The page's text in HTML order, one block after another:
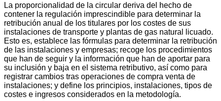
La proporcionalidad de la circular deriva del hecho de
contener la regulación imprescindible para determinar la
retribución anual de los titulares por los costes de sus
instalaciones de transporte y plantas de gas natural licuado.
Esto es, establece las fórmulas para determinar la retribución
de las instalaciones y empresas; recoge los procedimientos
que han de seguir y la información que han de aportar para
su inclusión y baja en el sistema retributivo, así como para
registrar cambios tras operaciones de compra venta de
instalaciones; y define los principios, instalaciones, tipos de
costes e ingresos considerados en la metodología.